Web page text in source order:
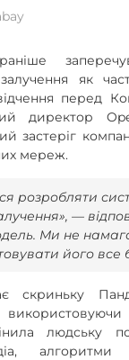
як
перед
директор
застеріг
мереж.
розробляти
—
Ми не
його все
скриньку
використовуючи
людську
алгоритми